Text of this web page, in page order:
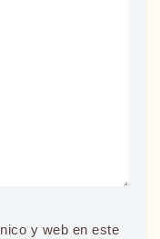
y web en este